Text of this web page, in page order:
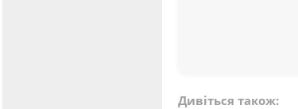
Дивіться також: